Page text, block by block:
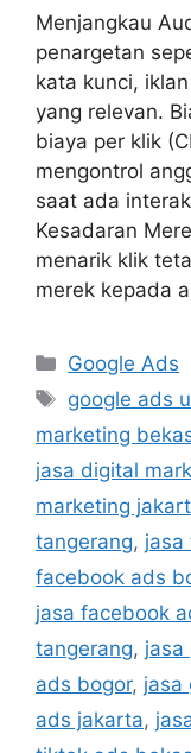
Menjangkau
penargetan
kata kunci,
yang relevan.
biaya per klik
mengontrol
saat ada
Kesadaran
menarik klik
merek kepada
Google Ads
google ads
marketing
jasa digital
marketing
tangerang, jasa
facebook ads
jasa facebook
tangerang, jasa
ads bogor, jasa
ads jakarta,